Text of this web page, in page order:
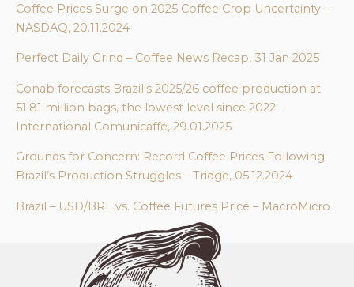
Coffee Prices Surge on 2025 Coffee Crop Uncertainty –
NASDAQ, 20.11.2024
Perfect Daily Grind – Coffee News Recap, 31 Jan 2025
Conab forecasts Brazil’s 2025/26 coffee production at
51.81 million bags, the lowest level since 2022 –
International Comunicaffe, 29.01.2025
Grounds for Concern: Record Coffee Prices Following
Brazil’s Production Struggles – Tridge, 05.12.2024
Brazil – USD/BRL vs. Coffee Futures Price – MacroMicro